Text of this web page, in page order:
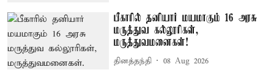
பீகாரில் தனியார் மயமாகும் 16 அரசு
மருத்துவ கல்லூரிகள்,
மருத்துவமனைகள்!
தினத்தந்தி 08 Aug 2026